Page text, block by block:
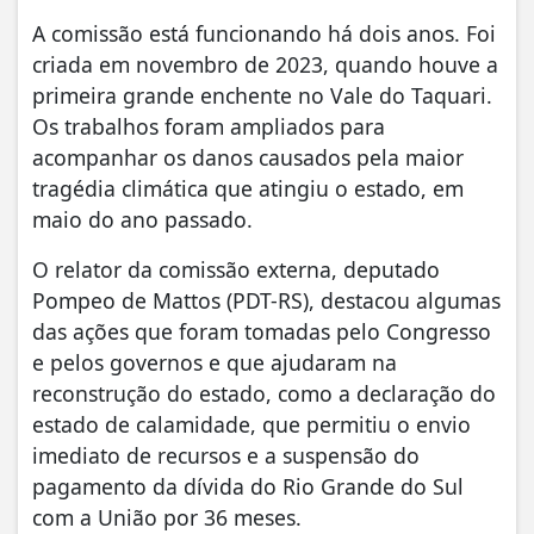
A comissão está funcionando há dois anos. Foi
criada em novembro de 2023, quando houve a
primeira grande enchente no Vale do Taquari.
Os trabalhos foram ampliados para
acompanhar os danos causados pela maior
tragédia climática que atingiu o estado, em
maio do ano passado.
O relator da comissão externa, deputado
Pompeo de Mattos (PDT-RS), destacou algumas
das ações que foram tomadas pelo Congresso
e pelos governos e que ajudaram na
reconstrução do estado, como a declaração do
estado de calamidade, que permitiu o envio
imediato de recursos e a suspensão do
pagamento da dívida do Rio Grande do Sul
com a União por 36 meses.